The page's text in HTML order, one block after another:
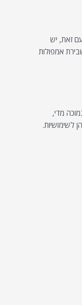
זאת, יש
אמפולות
מדי,
לשימושיות.